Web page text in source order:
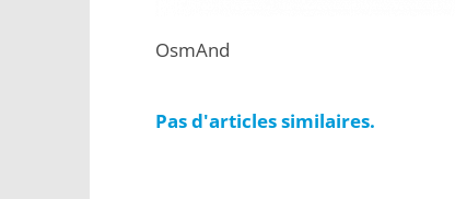
OsmAnd
Pas d'articles similaires.